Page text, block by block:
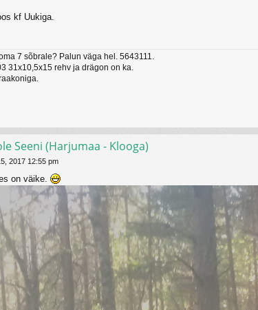
kf Uukiga.
7 sõbrale? Palun väga hel. 5643111.
31x10,5x15 rehv ja drägon on ka.
Seeni (Harjumaa - Klooga)
2017 12:55 pm
on väike.